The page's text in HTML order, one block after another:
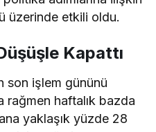
üzerinde etkili oldu.
Kapattı
son işlem gününü
rağmen haftalık bazda
yaklaşık yüzde 28